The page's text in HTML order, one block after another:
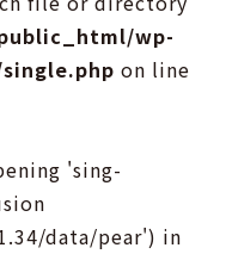
wp-
on line
'sing-
data/pear') in